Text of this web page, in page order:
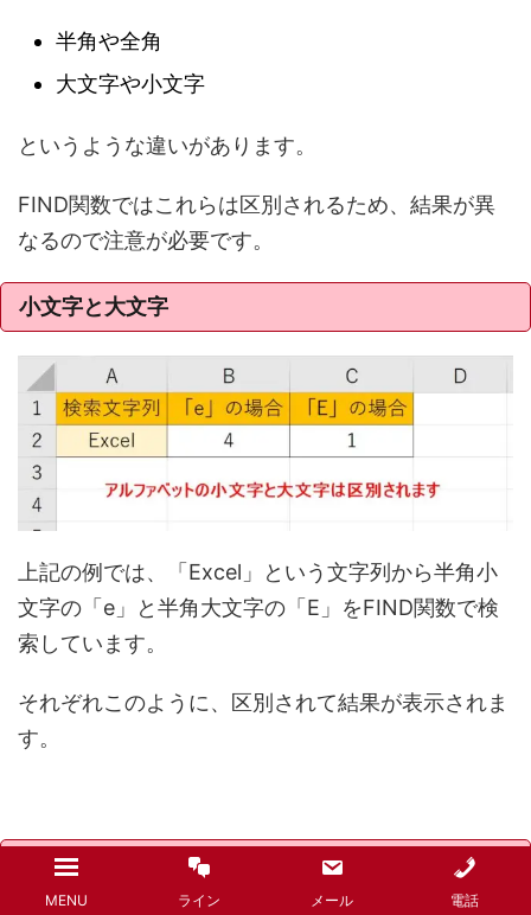
半角や全角
大文字や小文字
というような違いがあります。
FIND関数ではこれらは区別されるため、結果が異
なるので注意が必要です。
小文字と大文字
上記の例では、「Excel」という文字列から半角小
文字の「e」と半角大文字の「E」をFIND関数で検
索しています。
それぞれこのように、区別されて結果が表示されま
す。
半角と全角
MENU ライン メール 電話